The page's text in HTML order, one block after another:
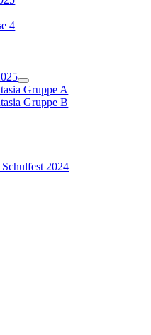
4
Gruppe A
Gruppe B
2024